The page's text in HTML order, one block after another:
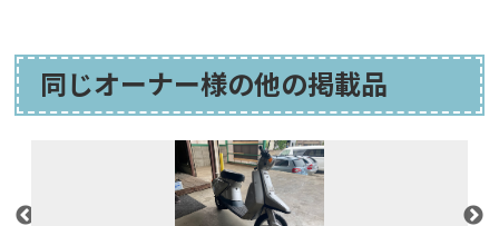
同じオーナー様の他の掲載品